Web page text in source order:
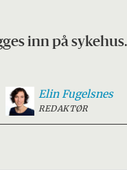
inn på
Elin Fugelsnes
REDAKTØR